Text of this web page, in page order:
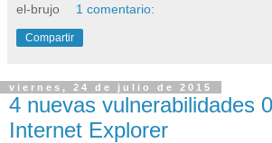
el-brujo 1 comentario:
Compartir
viernes, 24 de julio de 2015
4 nuevas vulnerabilidades
Internet Explorer